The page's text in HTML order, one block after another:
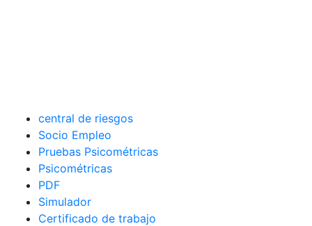
central de riesgos
Socio Empleo
Pruebas Psicométricas
Psicométricas
PDF
Simulador
Certificado de trabajo